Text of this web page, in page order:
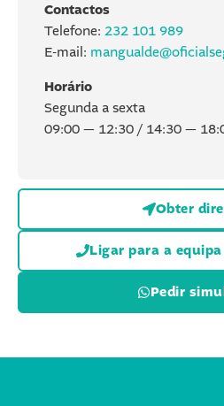
Contactos
Telefone: 232 101 989
E-mail:
Horário
Segunda a sexta
09:00 — 12:30 / 14:30 —
Obter
Ligar para a
Pedir